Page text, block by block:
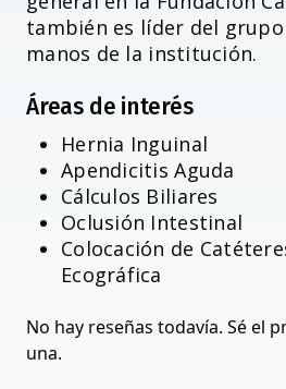
también es líder del
manos de la institución.
Áreas de interés
Hernia Inguinal
Apendicitis Aguda
Cálculos Biliares
Oclusión Intestinal
Colocación de
Ecográfica
No hay reseñas todavía. Sé el
una.